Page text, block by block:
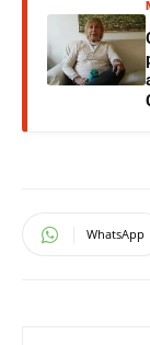
WhatsApp